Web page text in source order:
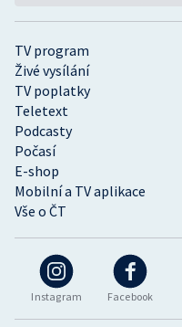
Instagram Facebook
TV program
Živé vysílání
TV poplatky
Teletext
Podcasty
Počasí
E-shop
Mobilní a TV aplikace
Vše o ČT